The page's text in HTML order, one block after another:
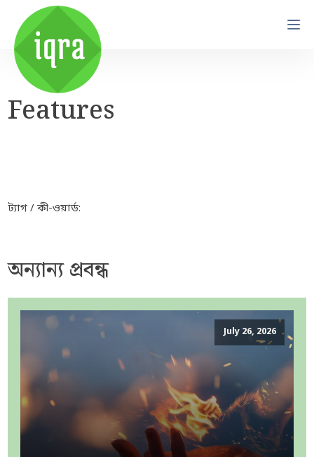
Features
ট্যাগ / কী-ওয়ার্ড:
অন্যান্য প্রবন্ধ
July 26, 2026